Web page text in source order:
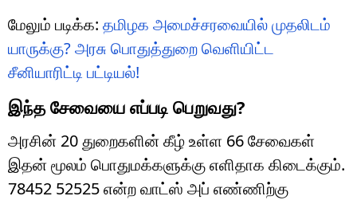
மேலும் படிக்க: தமிழக அமைச்சரவையில் முதலிடம்
யாருக்கு? அரசு பொதுத்துறை வெளியிட்ட
சீனியாரிட்டி பட்டியல்!
இந்த சேவையை எப்படி பெறுவது?
அரசின் 20 துறைகளின் கீழ் உள்ள 66 சேவைகள்
இதன் மூலம் பொதுமக்களுக்கு எளிதாக கிடைக்கும்.
78452 52525 என்ற வாட்ஸ் அப் எண்ணிற்கு